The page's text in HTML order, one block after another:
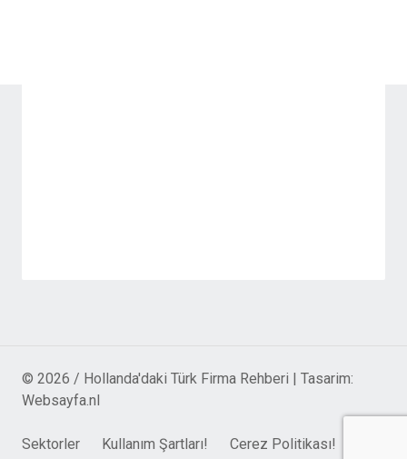
© 2026 / Hollanda'daki Türk Firma Rehberi | Tasarim:
Websayfa.nl
Sektorler Kullanım Şartları! Cerez Politikası!